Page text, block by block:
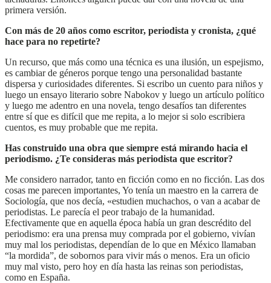
primera versión.
Con más de 20 años como escritor, periodista y cronista, ¿qué
hace para no repetirte?
Un recurso, que más como una técnica es una ilusión, un espejismo,
es cambiar de géneros porque tengo una personalidad bastante
dispersa y curiosidades diferentes. Si escribo un cuento para niños y
luego un ensayo literario sobre Nabokov y luego un artículo político
y luego me adentro en una novela, tengo desafíos tan diferentes
entre sí que es difícil que me repita, a lo mejor si solo escribiera
cuentos, es muy probable que me repita.
Has construido una obra que siempre está mirando hacia el
periodismo. ¿Te consideras más periodista que escritor?
Me considero narrador, tanto en ficción como en no ficción. Las dos
cosas me parecen importantes, Yo tenía un maestro en la carrera de
Sociología, que nos decía, «estudien muchachos, o van a acabar de
periodistas. Le parecía el peor trabajo de la humanidad.
Efectivamente que en aquella época había un gran descrédito del
periodismo: era una prensa muy comprada por el gobierno, vivían
muy mal los periodistas, dependían de lo que en México llamaban
“la mordida”, de sobornos para vivir más o menos. Era un oficio
muy mal visto, pero hoy en día hasta las reinas son periodistas,
como en España.